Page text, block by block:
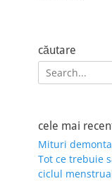
căutare
Search
for:
cele mai
Mituri
Tot ce trebuie
ciclul